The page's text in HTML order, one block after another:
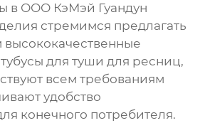
в ООО КэМэй Гуандун
стремимся предлагать
для туши для ресниц,
всем требованиям
удобство
конечного потребителя.